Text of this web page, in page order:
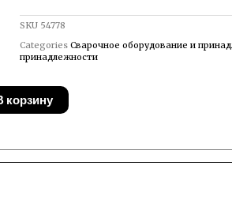
SKU 54778
Categories Сварочное оборудование и
принадлежности
корзину